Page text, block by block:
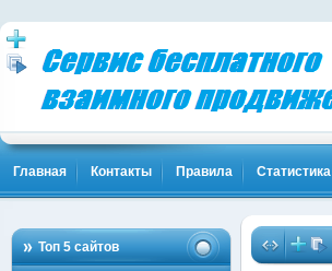
Главная Контакты Правила Статистика
Топ 5 сайтов